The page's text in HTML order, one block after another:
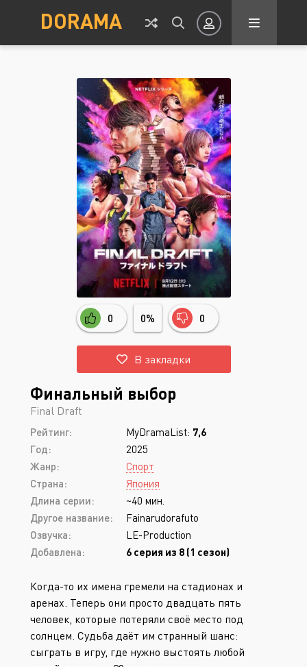
DORAMA
Авторизация
Запомнить
ВОЙТИ НА САЙТ
Регистрация Восстановить пароль
Или войти через
0 0% 0
В закладки
Финальный выбор
Final Draft
Рейтинг: MyDramaList: 7,6
Год:
2025
Жанр:
Спорт
Страна:
Япония
Длина серии:
~40 мин.
Другое название:
Fainarudorafuto
Озвучка:
LE-Production
Добавлена:
6 серия из 8 (1 сезон)
Когда-то их имена гремели на стадионах и
аренах. Теперь они просто двадцать пять
человек, которые потеряли своё место под
солнцем. Судьба даёт им странный шанс:
сыграть в игру, где нужно выстоять любой